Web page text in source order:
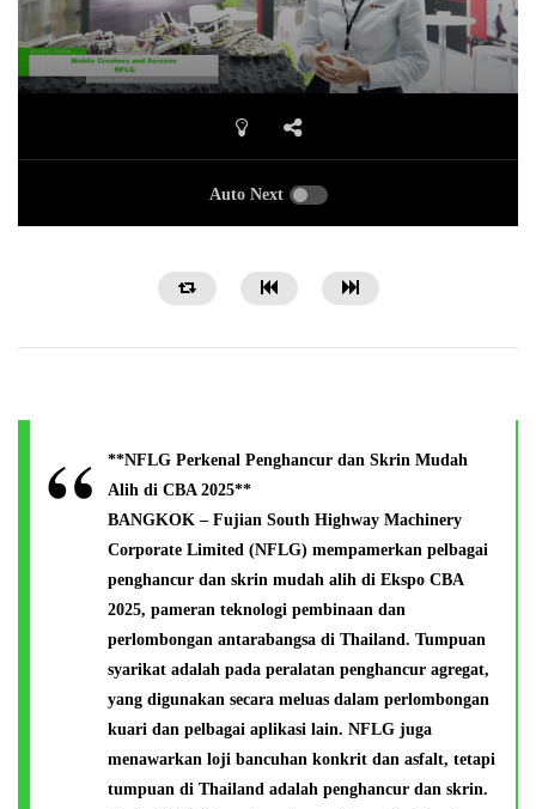
Auto Next
**NFLG Perkenal Penghancur dan Skrin Mudah
Alih di CBA 2025**
BANGKOK – Fujian South Highway Machinery
Corporate Limited (NFLG) mempamerkan pelbagai
penghancur dan skrin mudah alih di Ekspo CBA
2025, pameran teknologi pembinaan dan
perlombongan antarabangsa di Thailand. Tumpuan
syarikat adalah pada peralatan penghancur agregat,
yang digunakan secara meluas dalam perlombongan
kuari dan pelbagai aplikasi lain. NFLG juga
menawarkan loji bancuhan konkrit dan asfalt, tetapi
tumpuan di Thailand adalah penghancur dan skrin.